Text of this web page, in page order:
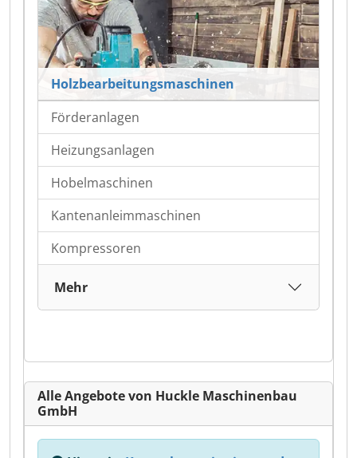
Holzbearbeitungsmaschinen
Förderanlagen
Heizungsanlagen
Hobelmaschinen
Kantenanleimmaschinen
Kompressoren
Mehr
Alle Angebote von Huckle Maschinenbau
GmbH